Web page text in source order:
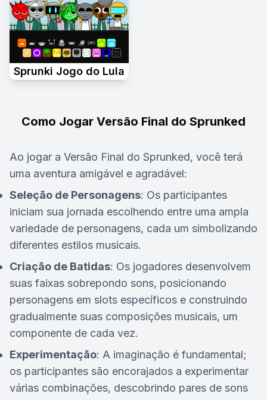
Sprunki Jogo do Lula
Como Jogar Versão Final do Sprunked
Ao jogar a Versão Final do Sprunked, você terá
uma aventura amigável e agradável:
Seleção de Personagens: Os participantes
iniciam sua jornada escolhendo entre uma ampla
variedade de personagens, cada um simbolizando
diferentes estilos musicais.
Criação de Batidas: Os jogadores desenvolvem
suas faixas sobrepondo sons, posicionando
personagens em slots específicos e construindo
gradualmente suas composições musicais, um
componente de cada vez.
Experimentação: A imaginação é fundamental;
os participantes são encorajados a experimentar
várias combinações, descobrindo pares de sons